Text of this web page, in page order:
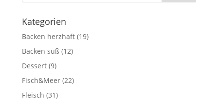
Kategorien
Backen herzhaft(19)
Backen süß (12)
Dessert(9)
Fisch&Meer(22)
Fleisch (31)